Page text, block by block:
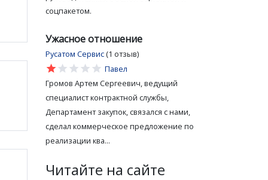
соцпакетом.
Ужасное отношение
Русатом Сервис (1 отзыв)
star
star
star
star
star
Павел
Громов Артем Сергеевич, ведущий
специалист контрактной службы,
Департамент закупок, связался с нами,
сделал коммерческое предложение по
реализации ква...
Читайте на сайте